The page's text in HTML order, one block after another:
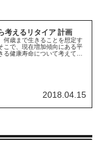
考えるリタイア 計画
何歳まで生きることを想定す
こで、現在増加傾向にある平
る健康寿命について考えてみ
2018.04.15